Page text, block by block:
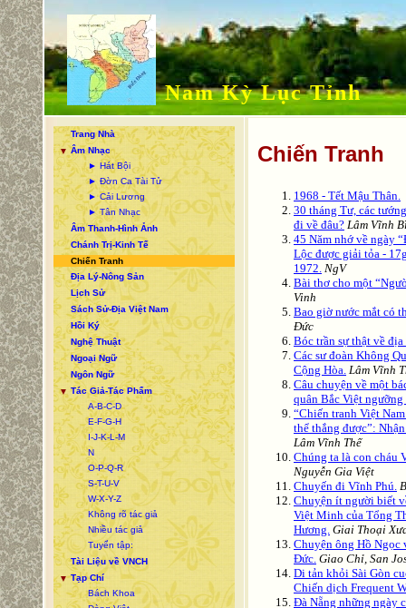
Nam Kỳ Lục Tỉnh
Trang Nhà
▼ Âm Nhạc
► Hát Bội
► Đờn Ca Tài Tử
► Cải Lương
► Tân Nhạc
Âm Thanh-Hình Ảnh
Chánh Trị-Kinh Tế
Chiến Tranh
Địa Lý-Nông Sản
Lịch Sử
Sách Sử-Địa Việt Nam
Hồi Ký
Nghệ Thuật
Ngoại Ngữ
Ngôn Ngữ
▼ Tác Giả-Tác Phẩm
A-B-C-D
E-F-G-H
I-J-K-L-M
N
O-P-Q-R
S-T-U-V
W-X-Y-Z
Không rõ tác giả
Nhiều tác giả
Tuyển tập:
Tài Liệu về VNCH
▼ Tạp Chí
Bách Khoa
Chiến Tranh
1968 - Tết Mậu Thân.
30 tháng Tư, các
đi về đâu? Lâm Vĩnh
45 Năm nhớ về ngày
Lộc được giải tỏa -
1972. NgV
Bài thơ cho một
Vinh
Bao giờ nước mắt có
Đức
Bóc trần sự thật về
Các sư đoàn Không
Cộng Hòa. Lâm Vĩnh
Câu chuyện về một
quân Bắc Việt ngưỡng
“Chiến tranh Việt
thể thắng được”:
Lâm Vĩnh Thế
Chúng ta là con cháu
Nguyễn Gia Việt
Chuyến đi Vĩnh Phú.
Chuyện ít người biết
Việt Minh của Tổng
Hương. Giai Thoại
Chuyện ông Hồ
Đức. Giao Chỉ, San
Di tản khỏi Sài Gòn
Chiến dịch Frequent
Đà Nẵng những ngày